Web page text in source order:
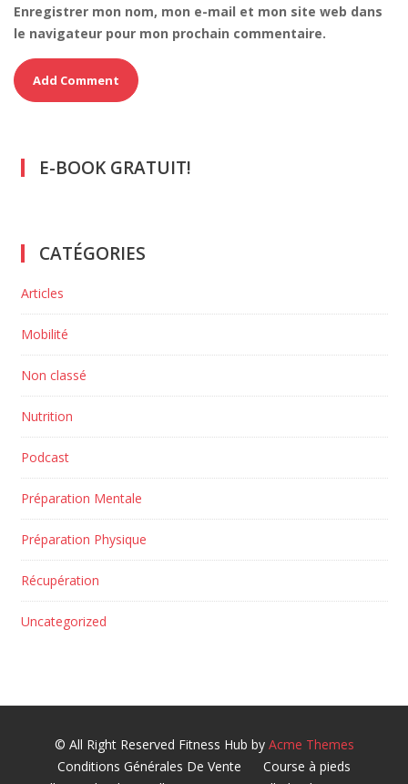
Enregistrer mon nom, mon e-mail et mon site web dans
le navigateur pour mon prochain commentaire.
E-BOOK GRATUIT!
CATÉGORIES
Articles
Mobilité
Non classé
Nutrition
Podcast
Préparation Mentale
Préparation Physique
Récupération
Uncategorized
© All Right Reserved Fitness Hub by Acme Themes
Conditions Générales De Vente
Course à pieds